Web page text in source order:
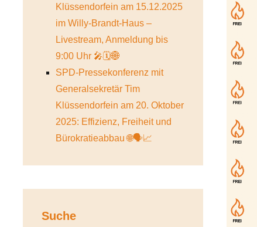
Klüssendorfein am 15.12.2025
im Willy-Brandt-Haus –
Livestream, Anmeldung bis
9:00 Uhr 🎤🗓️🌐
SPD-Pressekonferenz mit
Generalsekretär Tim
Klüssendorfein am 20. Oktober
2025: Effizienz, Freiheit und
Bürokratieabbau 🌐🗣️📈
Suche